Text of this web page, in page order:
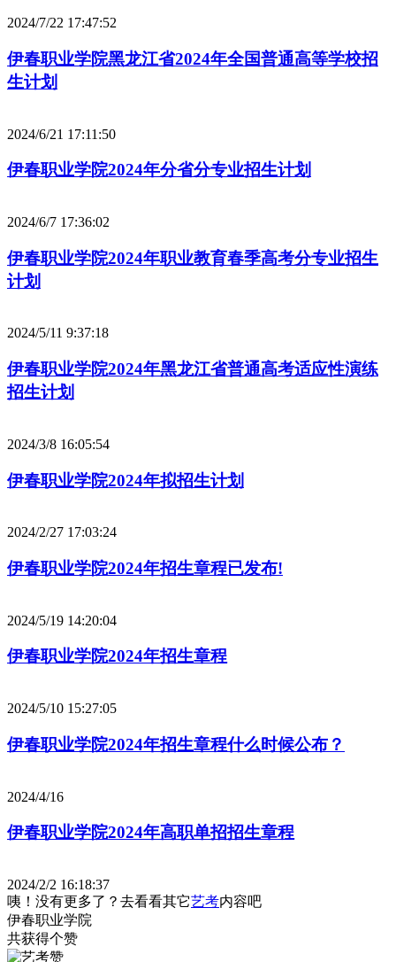
2024/7/22 17:47:52
伊春职业学院黑龙江省2024年全国普通高等学校招
生计划
2024/6/21 17:11:50
伊春职业学院2024年分省分专业招生计划
2024/6/7 17:36:02
伊春职业学院2024年职业教育春季高考分专业招生
计划
2024/5/11 9:37:18
伊春职业学院2024年黑龙江省普通高考适应性演练
招生计划
2024/3/8 16:05:54
伊春职业学院2024年拟招生计划
2024/2/27 17:03:24
伊春职业学院2024年招生章程已发布!
2024/5/19 14:20:04
伊春职业学院2024年招生章程
2024/5/10 15:27:05
伊春职业学院2024年招生章程什么时候公布？
2024/4/16
伊春职业学院2024年高职单招招生章程
2024/2/2 16:18:37
咦！没有更多了？去看看其它艺考内容吧
伊春职业学院
共获得个赞